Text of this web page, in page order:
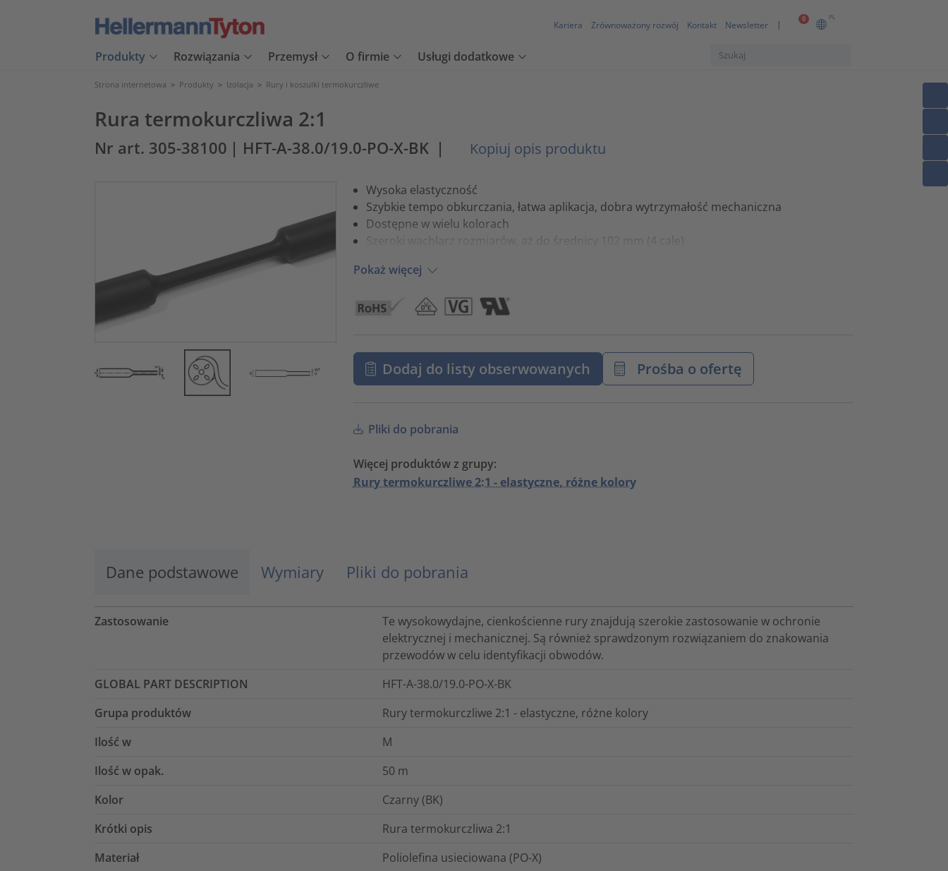
0 PL
Kariera Zrównoważony rozwój Kontakt Newsletter
Produkty Rozwiązania Przemysł O firmie Usługi dodatkowe
Strona internetowa > Produkty > Izolacja > Rury i koszulki termokurczliwe
Rura termokurczliwa 2:1
Nr art. 305-38100 | HFT-A-38.0/19.0-PO-X-BK | Kopiuj opis produktu
Wysoka elastyczność
Szybkie tempo obkurczania, łatwa aplikacja, dobra wytrzymałość mechaniczna
Dostępne w wielu kolorach
Szeroki wachlarz rozmiarów, aż do średnicy 102 mm (4 cale)
Pokaż więcej
Dodaj do listy obserwowanych Prośba o ofertę
Pliki do pobrania
Więcej produktów z grupy:
Rury termokurczliwe 2:1 - elastyczne, różne kolory
Dane podstawowe Wymiary Pliki do pobrania
Zastosowanie
Te wysokowydajne, cienkościenne rury znajdują szerokie zastosowanie w ochronie
elektrycznej i mechanicznej. Są również sprawdzonym rozwiązaniem do znakowania
przewodów w celu identyfikacji obwodów.
GLOBAL PART DESCRIPTION
HFT-A-38.0/19.0-PO-X-BK
Grupa produktów
Rury termokurczliwe 2:1 - elastyczne, różne kolory
Ilość w
M
Ilość w opak.
50 m
Kolor
Czarny (BK)
Krótki opis
Rura termokurczliwa 2:1
Materiał
Poliolefina usieciowana (PO-X)